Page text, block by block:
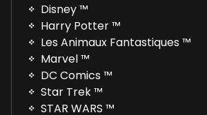
Disney ™
Harry Potter ™
Les Animaux Fantastiques ™
Marvel ™
DC Comics ™
Star Trek ™
STAR WARS ™